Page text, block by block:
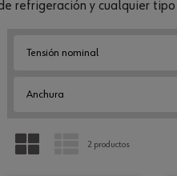
refrigeración y cualquier
Tensión nominal
Anchura
PARRILLA LISTA
2 productos